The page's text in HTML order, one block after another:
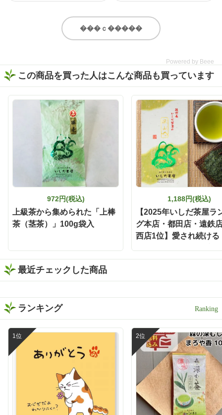
は、いしだ茶屋のオンライ
ンショップ限定商品【濃旨
年度いしだ茶屋年間売り上
げNo.1👑 販売開始から多く
の方に愛されている、いし
だ茶屋で人気のティーバッ
グ商品です🍵 特上の深蒸し
で作られた濃旨緑茶は、テ
ィーバッグとは思えないほ
どしっかりとした味わい😋
香ばしい香りとお茶ならで
はの甘みがふわっと広がっ
て、まるで茶葉から丁寧に
淹れたような本格的な美味
しさを楽しめました🍃 そし
て、ぜひ試してほしいのが
「静岡割」🍶🍵 濃旨緑茶テ
ィーバッグで作った緑茶を
お酒で割るだけという、と
ってもシンプルな楽しみ方
も緑茶の存在感が消えない
😌 お茶の旨みとお酒の風味
がバランスよく重なって、
く、いつもの晩酌がちょっ
と特別な時間になりました
🕐 濃い緑茶が好きな方に
は、この味わいをぜひ一度
体験してほしい🌿 もちろん
静岡割だけでなく、お湯出
しでも水出しも出来ますよ
茶、ほっとしたい時間には
温かい緑茶、夜は静岡割
と、その日の気分に合わせ
もあるので 洋食にもあい 幅
広く 美味しく召し上がれる
と思います。 いしだ茶屋
はストーリーに リンクを貼
り付けたので是非 チェック
してみてください🙇‍♀️ https://
www.ishida-chaya.jp/?pid=1
72961890 @ishidachaya #
いしだ茶屋 #タイアップ #
黒烏龍茶 #ウーロン茶 #今
日のお茶
���ｃ�����
Powered by Beee
この商品を買った人はこんな商品も買っています
972円(税込)
上級茶から集められた「上棒
茶（茎茶）」100g袋入
1,188円(税込)
【2025年いしだ茶屋ラ
グ本店・都田店・遠鉄
西店1位】愛され続ける
最近チェックした商品
ランキング